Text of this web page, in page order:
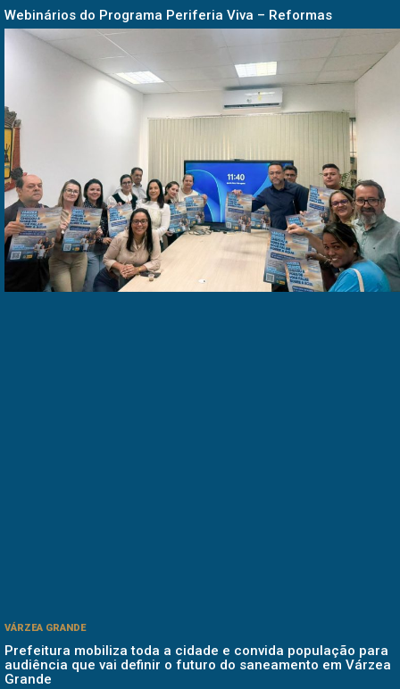
Webinários do Programa Periferia Viva – Reformas
VÁRZEA GRANDE
Prefeitura mobiliza toda a cidade e convida população para
audiência que vai definir o futuro do saneamento em Várzea
Grande